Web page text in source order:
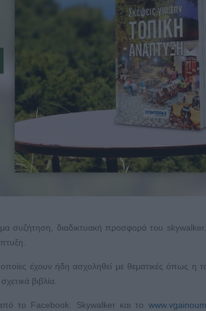
συζήτηση, διαδικτυακή προσφορά του
έχουν ήδη ασχοληθεί με θεματικές όπως η
βιβλία.
το Facebook: Skywalker και το